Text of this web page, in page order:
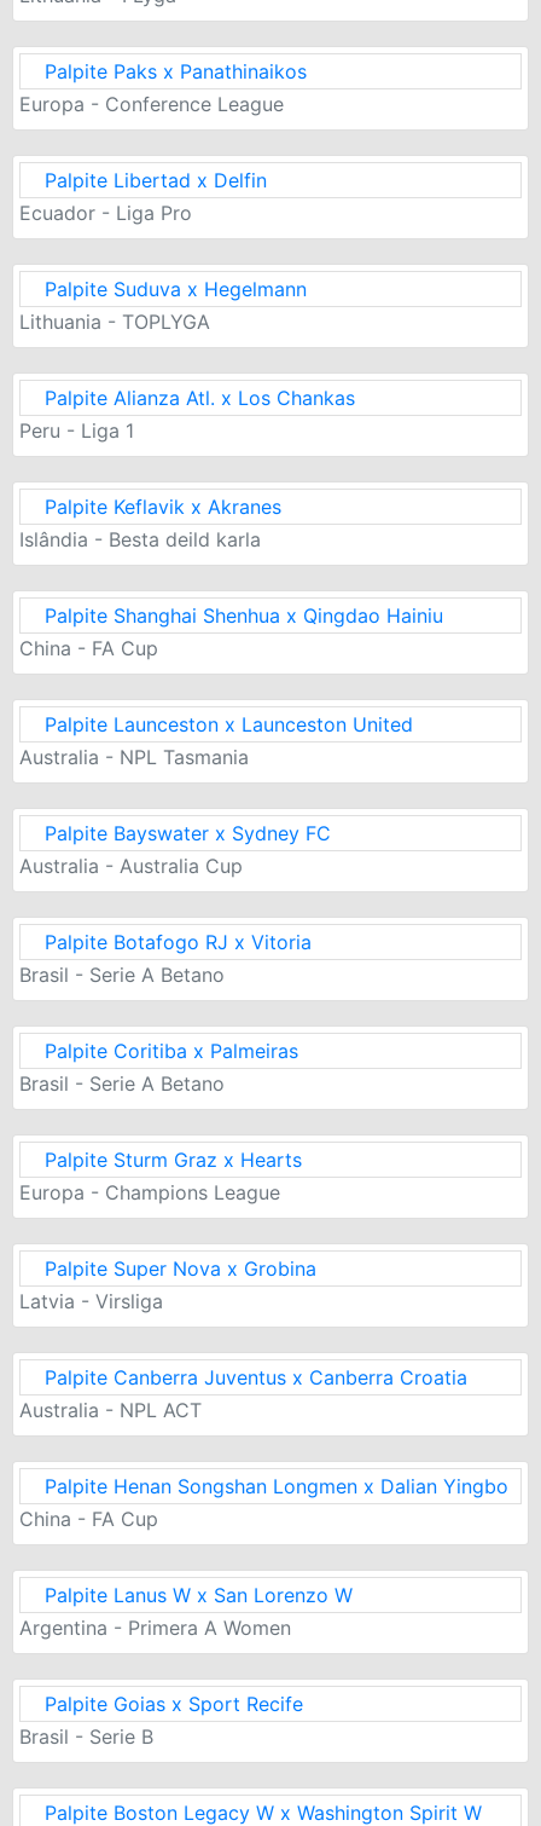
Palpite Paks x Panathinaikos
Europa - Conference League
Palpite Libertad x Delfin
Ecuador - Liga Pro
Palpite Suduva x Hegelmann
Lithuania - TOPLYGA
Palpite Alianza Atl. x Los Chankas
Peru - Liga 1
Palpite Keflavik x Akranes
Islândia - Besta deild karla
Palpite Shanghai Shenhua x Qingdao Hainiu
China - FA Cup
Palpite Launceston x Launceston United
Australia - NPL Tasmania
Palpite Bayswater x Sydney FC
Australia - Australia Cup
Palpite Botafogo RJ x Vitoria
Brasil - Serie A Betano
Palpite Coritiba x Palmeiras
Brasil - Serie A Betano
Palpite Sturm Graz x Hearts
Europa - Champions League
Palpite Super Nova x Grobina
Latvia - Virsliga
Palpite Canberra Juventus x Canberra Croatia
Australia - NPL ACT
Palpite Henan Songshan Longmen x Dalian Yingbo
China - FA Cup
Palpite Lanus W x San Lorenzo W
Argentina - Primera A Women
Palpite Goias x Sport Recife
Brasil - Serie B
Palpite Boston Legacy W x Washington Spirit W